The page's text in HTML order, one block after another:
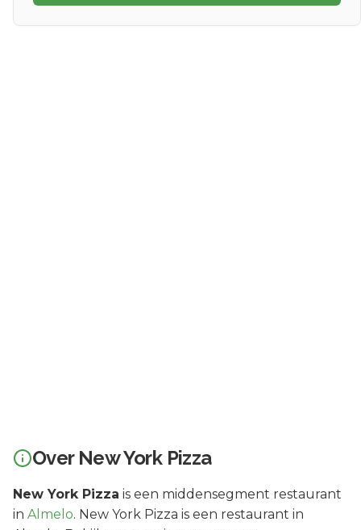
Over New York Pizza
New York Pizza is een middensegment restaurant
in Almelo. New York Pizza is een restaurant in